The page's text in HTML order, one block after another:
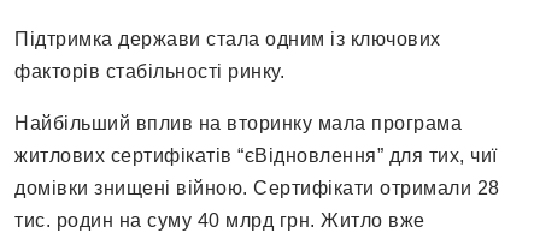
Підтримка держави стала одним із ключових
факторів стабільності ринку.
Найбільший вплив на вторинку мала програма
житлових сертифікатів “єВідновлення” для тих, чиї
домівки знищені війною. Сертифікати отримали 28
тис. родин на суму 40 млрд грн. Житло вже